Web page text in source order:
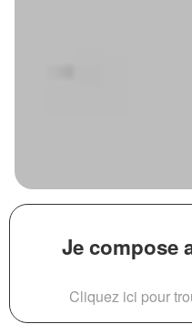
Je compose
Cliquez ici pour